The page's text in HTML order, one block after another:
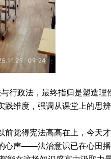
行政法，最终指归是塑造
践维度，强调从课堂上的思
觉得宪法高高在上，今天
心声——法治意识已在心田播